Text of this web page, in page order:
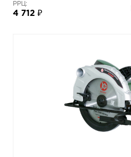
РРЦ:
4 712 ₽